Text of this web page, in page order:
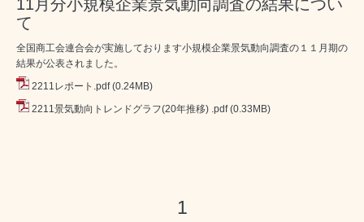
11月分小規模企業景気動向調査の結果につい
て
全国商工会連合会が実施しております小規模企業景気動向調査の１１月期の
結果が公表されました。
2211レポート.pdf (0.24MB)
2211景気動向トレンドグラフ(20年推移) .pdf (0.33MB)
1